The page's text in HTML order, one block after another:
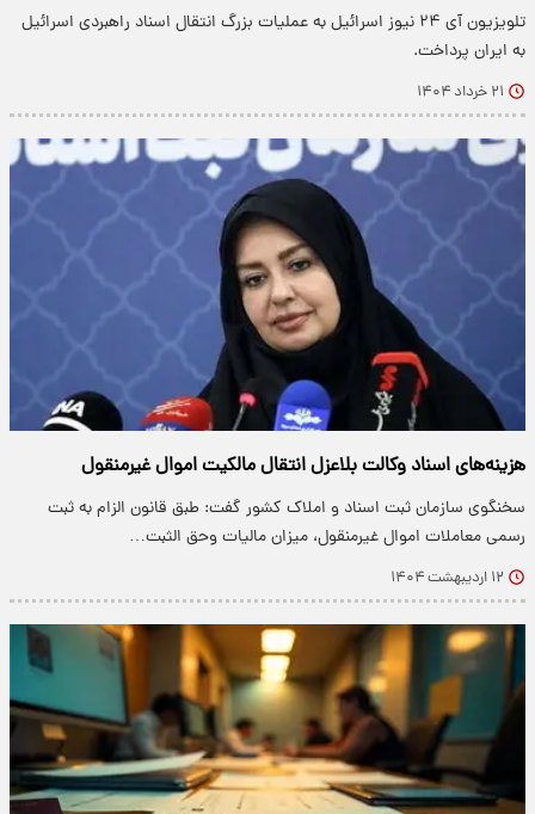
تلویزیون آی ۲۴ نیوز اسرائیل به عملیات بزرگ انتقال اسناد راهبردی اسرائیل
به ایران پرداخت.
۲۱ خرداد ۱۴۰۴
هزینه‌های اسناد وکالت بلاعزل انتقال مالکیت اموال غیرمنقول
​سخنگوی سازمان ثبت اسناد و املاک کشور گفت: طبق قانون الزام به ثبت
رسمی معاملات اموال غیرمنقول، میزان مالیات وحق الثبت…
۱۲ اردیبهشت ۱۴۰۴